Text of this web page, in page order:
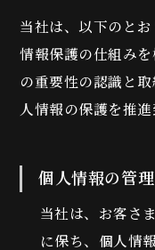
当社は、以下のと
情報保護の仕組み
の重要性の認識と
人情報の保護を推進
個人情報の管理
当社は、お客さ
に保ち、個人情